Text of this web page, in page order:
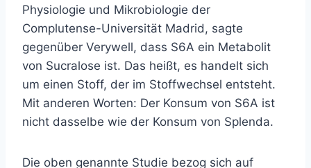
Physiologie und Mikrobiologie der
Complutense-Universität Madrid, sagte
gegenüber Verywell, dass S6A ein Metabolit
von Sucralose ist. Das heißt, es handelt sich
um einen Stoff, der im Stoffwechsel entsteht.
Mit anderen Worten: Der Konsum von S6A ist
nicht dasselbe wie der Konsum von Splenda.
Die oben genannte Studie bezog sich auf